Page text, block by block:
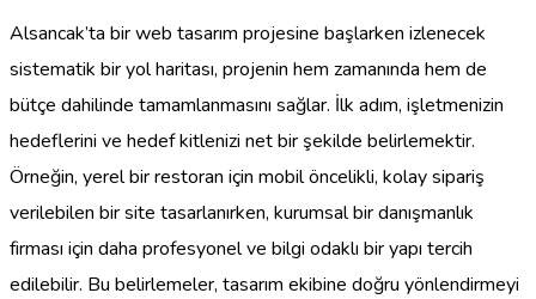
Alsancak’ta bir web tasarım projesine başlarken izlenecek
sistematik bir yol haritası, projenin hem zamanında hem de
bütçe dahilinde tamamlanmasını sağlar. İlk adım, işletmenizin
hedeflerini ve hedef kitlenizi net bir şekilde belirlemektir.
Örneğin, yerel bir restoran için mobil öncelikli, kolay sipariş
verilebilen bir site tasarlanırken, kurumsal bir danışmanlık
firması için daha profesyonel ve bilgi odaklı bir yapı tercih
edilebilir. Bu belirlemeler, tasarım ekibine doğru yönlendirmeyi